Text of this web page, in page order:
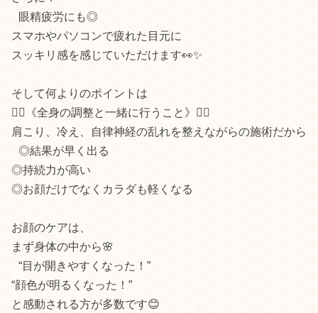
眼精疲労にも◎
スマホやパソコンで疲れた目元に
スッキリ感を感じていただけます👀✨
そして何よりのポイントは
💆‍♀️《全身の調整と一緒に行うこと》💆‍♀️
肩こり、冷え、自律神経の乱れを整えながらの施術だから
◎結果が早く出る
◎持続力が高い
◎お顔だけでなくカラダも軽くなる
お顔のケアは、
まず身体の中から🌸
“目が開きやすくなった！”
“顔色が明るくなった！”
と感動される方が多数です😊